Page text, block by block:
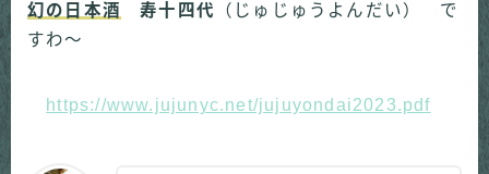
幻の日本酒 寿十四代
（じゅじゅうよんだい） で
すわ～
https://www.jujunyc.net/jujuyondai2023.pdf